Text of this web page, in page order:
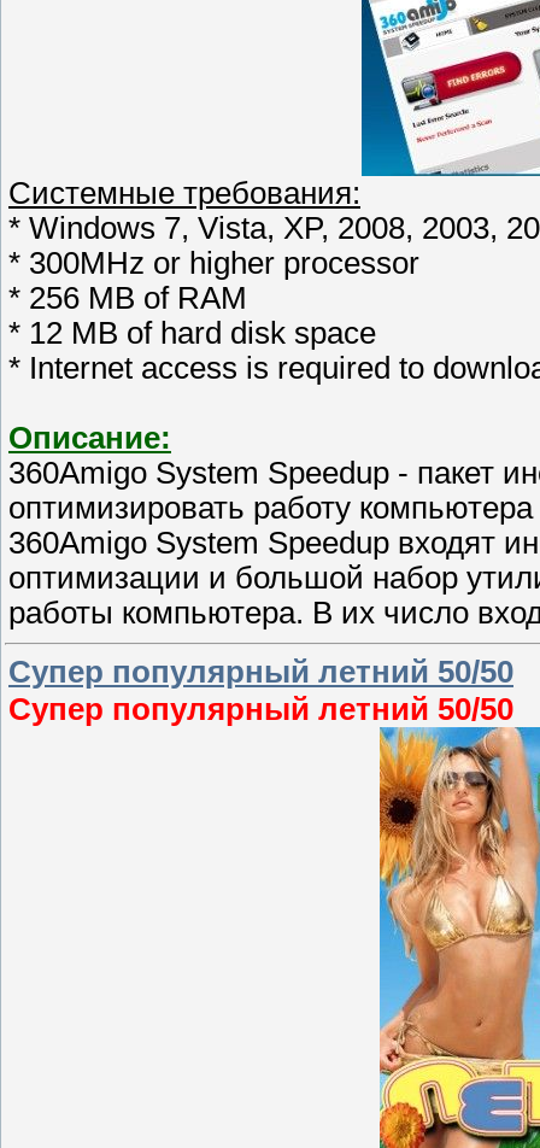
Системные требования:
* Windows 7, Vista, XP, 2008, 2003,
* 300MHz or higher processor
* 256 MB of RAM
* 12 MB of hard disk space
* Internet access is required to
Описание:
360Amigo System Speedup - пакет
оптимизировать работу
360Amigo System Speedup входят
оптимизации и большой набор
работы компьютера. В их число
Супер популярный летний 50/50
Супер популярный летний 50/50